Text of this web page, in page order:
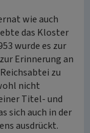
wie auch
das Kloster
wurde es zur
Erinnerung an
zu
nicht
Titel- und
sich auch in der
ausdrückt.